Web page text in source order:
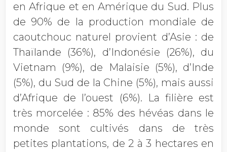
en Afrique et en Amérique du Sud. Plus
de 90% de la production mondiale de
caoutchouc naturel provient d’Asie : de
Thaïlande (36%), d’Indonésie (26%), du
Vietnam (9%), de Malaisie (5%), d’Inde
(5%), du Sud de la Chine (5%), mais aussi
d’Afrique de l’ouest (6%). La filière est
très morcelée : 85% des hévéas dans le
monde sont cultivés dans de très
petites plantations, de 2 à 3 hectares en